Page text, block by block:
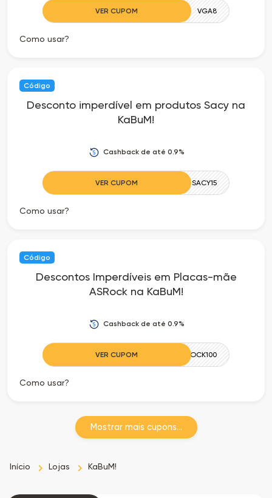
VER CUPOM VGA8
Como usar?
Código
Desconto imperdível em produtos Sacy na
KaBuM!
Cashback de até 0.9%
VER CUPOM SACY15
Como usar?
Código
Descontos Imperdíveis em Placas-mãe
ASRock na KaBuM!
Cashback de até 0.9%
VER CUPOM ASROCK100
Como usar?
Mostrar mais cupons...
Início Lojas KaBuM!